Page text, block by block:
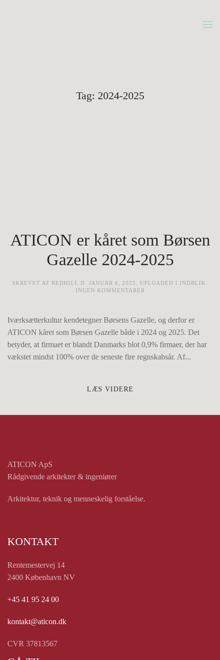
Tag: 2024-2025
ATICON er kåret som Børsen
Gazelle 2024-2025
SKREVET AF REDHILL D. JANUAR 6, 2025 . UPLOADED I INDBLIK
INGEN KOMMENTARER
SOM
GAZELLE
2024-
2025
Iværksætterkultur kendetegner Børsens Gazelle, og derfor er
ATICON kåret som Børsen Gazelle både i 2024 og 2025. Det
betyder, at firmaet er blandt Danmarks blot 0,9% firmaer, der har
vækstet mindst 100% over de seneste fire regnskabsår. Af...
LÆS VIDERE
ATICON ApS
Rådgivende arkitekter & ingeniører
Arkitektur, teknik og menneskelig forståelse.
KONTAKT
Rentemestervej 14
2400 København NV
+45 41 95 24 00
kontakt@aticon.dk
CVR 37813567